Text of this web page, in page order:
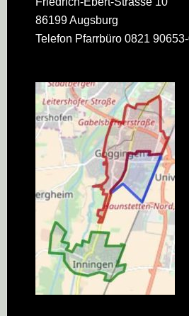
86199 Augsburg
Telefon Pfarrbüro 0821